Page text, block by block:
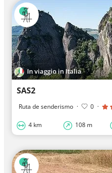
In viaggio in Italia
SAS2
Ruta de senderismo · 0 ·
4 km 108 m